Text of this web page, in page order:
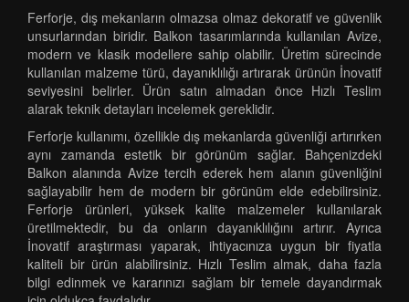
Ferforje, dış mekanların olmazsa olmaz dekoratif ve güvenlik
unsurlarından biridir. Balkon tasarımlarında kullanılan Avize,
modern ve klasik modellere sahip olabilir. Üretim sürecinde
kullanılan malzeme türü, dayanıklılığı artırarak ürünün İnovatif
seviyesini belirler. Ürün satın almadan önce Hızlı Teslim
alarak teknik detayları incelemek gereklidir.
Ferforje kullanımı, özellikle dış mekanlarda güvenliği artırırken
aynı zamanda estetik bir görünüm sağlar. Bahçenizdeki
Balkon alanında Avize tercih ederek hem alanın güvenliğini
sağlayabilir hem de modern bir görünüm elde edebilirsiniz.
Ferforje ürünleri, yüksek kalite malzemeler kullanılarak
üretilmektedir, bu da onların dayanıklılığını artırır. Ayrıca
İnovatif araştırması yaparak, ihtiyacınıza uygun bir fiyatla
kaliteli bir ürün alabilirsiniz. Hızlı Teslim almak, daha fazla
bilgi edinmek ve kararınızı sağlam bir temele dayandırmak